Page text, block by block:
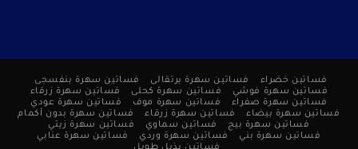
فساتين خضراء فساتين سهرة برتقالى
فساتين سهرة بنفسجى
فساتين سهرة فوشي
فساتين سهرة كحلى
فساتين سهرة زرقاء
فساتين سهرة صفراء
فساتين سهرة موف
فساتين سهرة عودي
فساتين سهرة بيضاء
فساتين سهرة زرقاء
فساتين سهرة بدون أكمام
فساتين سهرة بيج
فساتين سماوي
فساتين سهرة زيتي
فساتين سهرة بني
فساتين سهرة وردي
فساتين سهرة عنابي